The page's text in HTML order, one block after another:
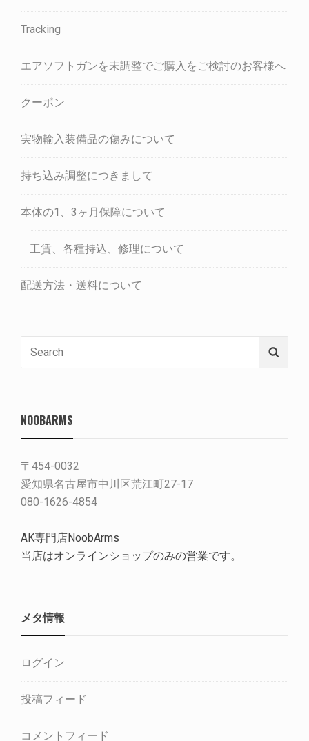
Tracking
エアソフトガンを未調整でご購入をご検討のお客様へ
クーポン
実物輸入装備品の傷みについて
持ち込み調整につきまして
本体の1、3ヶ月保障について
工賃、各種持込、修理について
配送方法・送料について
NOOBARMS
〒454-0032
愛知県名古屋市中川区荒江町27-17
080-1626-4854
AK専門店NoobArms
当店はオンラインショップのみの営業です。
メタ情報
ログイン
投稿フィード
コメントフィード